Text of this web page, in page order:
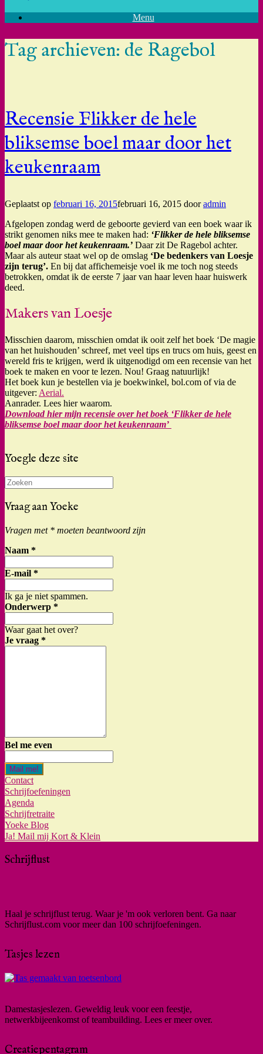
Menu
Tag archieven: de Ragebol
Recensie Flikker de hele
bliksemse boel maar door het
keukenraam
Geplaatst op februari 16, 2015februari 16, 2015 dooradmin
Afgelopen zondag werd de geboorte gevierd van een boek waar ik
strikt genomen niks mee te maken had: ‘Flikker de hele bliksemse
boel maar door het keukenraam.’ Daar zit De Ragebol achter.
Maar als auteur staat wel op de omslag ‘De bedenkers van Loesje
zijn terug’. En bij dat affichemeisje voel ik me toch nog steeds
betrokken, omdat ik de eerste 7 jaar van haar leven haar huiswerk
deed.
Makers van Loesje
Misschien daarom, misschien omdat ik ooit zelf het boek ‘De magie
van het huishouden’ schreef, met veel tips en trucs om huis, geest en
wereld fris te krijgen, werd ik uitgenodigd om een recensie van het
boek te maken en voor te lezen. Nou! Graag natuurlijk!
Het boek kun je bestellen via je boekwinkel, bol.com of via de
uitgever: Aerial.
Aanrader. Lees hier waarom.
Download hier mijn recensie over het boek ‘Flikker de hele
bliksemse boel maar door het keukenraam’
Yoegle deze site
Zoeken
naar:
Vraag aan Yoeke
Vragen met * moeten beantwoord zijn
Naam *
E-mail *
Ik ga je niet spammen.
Onderwerp *
Waar gaat het over?
Je vraag *
Bel me even
Mail me!
Contact
Schrijfoefeningen
Agenda
Schrijfretraite
Yoeke Blog
Ja! Mail mij Kort & Klein
Schrijflust
Haal je schrijflust terug. Waar je 'm ook verloren bent. Ga naar
Schrijflust.com voor meer dan 100 schrijfoefeningen.
Tasjes lezen
Damestasjeslezen. Geweldig leuk voor een feestje,
netwerkbijeenkomst of teambuilding. Lees er meer over.
Creatiepentagram